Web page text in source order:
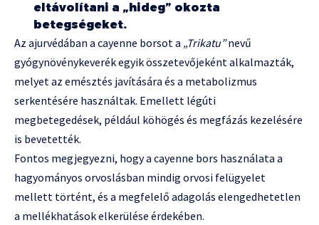
eltávolítani a „hideg” okozta
betegségeket.
Az ajurvédában a cayenne borsot a „Trikatu”nevű
gyógynövénykeverék egyik összetevőjeként alkalmazták,
melyet az emésztés javítására és a metabolizmus
serkentésére használtak. Emellett légúti
megbetegedések, például köhögés és megfázás kezelésére
is bevetették.
Fontos megjegyezni, hogy a cayenne bors használata a
hagyományos orvoslásban mindig orvosi felügyelet
mellett történt, és a megfelelő adagolás elengedhetetlen
a mellékhatások elkerülése érdekében.